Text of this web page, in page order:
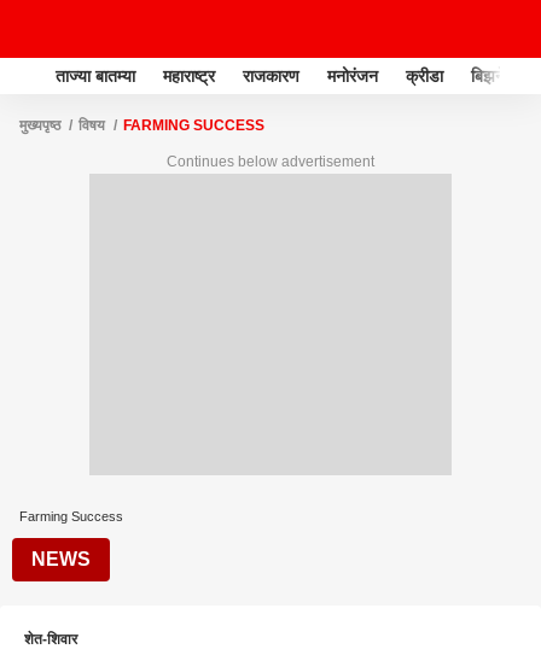
ताज्या बातम्या महाराष्ट्र राजकारण मनोरंजन क्रीडा बिझनेस
मुख्यपृष्ठ विषय FARMING SUCCESS
Continues below advertisement
Farming Success
NEWS
शेत-शिवार